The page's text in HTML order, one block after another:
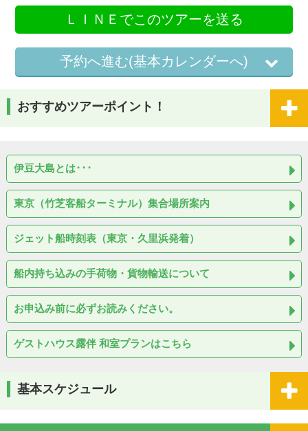
ＬＩＮＥでこのツアーを送る
予約へ進む(基本カレンダーへ)
おすすめツアーポイント！
伊豆大島とは･･･
東京（竹芝客船ターミナル）集合場所案内
ジェット船時刻表（東京・久里浜発着）
船内持ち込みの手荷物・貨物輸送について
お申込み前に必ずお読みください。
ゲストハウス露伴 和室プランはこちら
基本スケジュール